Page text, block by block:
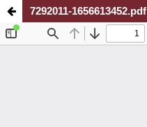
7292011-1656613452.pdf